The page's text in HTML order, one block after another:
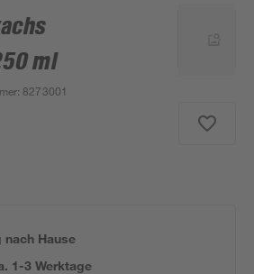
ml
: 8273001
nach Hause
1-3 Werktage